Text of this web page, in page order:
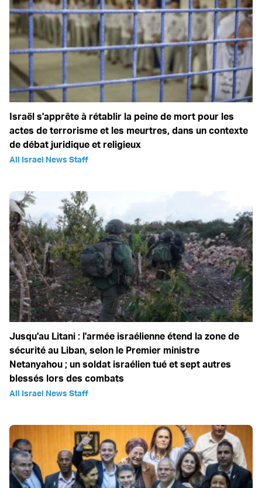
Israël s'apprête à rétablir la peine de mort pour les
actes de terrorisme et les meurtres, dans un contexte
de débat juridique et religieux
All Israel News Staff
Jusqu'au Litani : l'armée israélienne étend la zone de
sécurité au Liban, selon le Premier ministre
Netanyahou ; un soldat israélien tué et sept autres
blessés lors des combats
All Israel News Staff